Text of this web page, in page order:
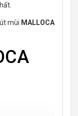
mùi MALLOCA